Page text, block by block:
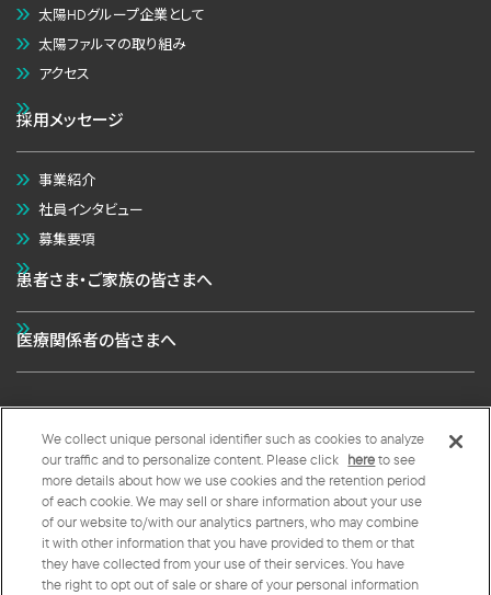
太陽HDグループ企業として
太陽ファルマの取り組み
アクセス
採用メッセージ
事業紹介
社員インタビュー
募集要項
患者さま・ご家族の皆さまへ
医療関係者の皆さまへ
個人情報の取扱いについて クッキーポリシー
クッキープリファレンス
Copyright © 太陽ファルマ株式会社 All Rights Reserved.
We collect unique personal identifier such as cookies to analyze
our traffic and to personalize content. Please click hereto see
more details about how we use cookies and the retention period
of each cookie. We may sell or share information about your use
of our website to/with our analytics partners, who may combine
it with other information that you have provided to them or that
they have collected from your use of their services. You have
the right to opt out of sale or share of your personal information